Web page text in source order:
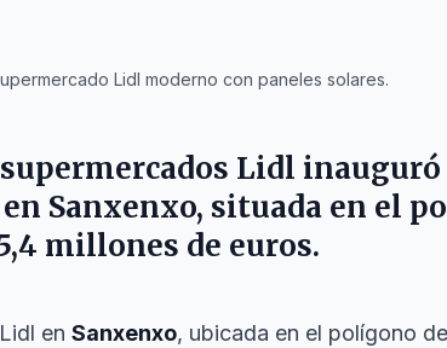
Lidl moderno con paneles solares.
Lidl
Sanxenxo, situada en el
millones de euros.
en Sanxenxo, ubicada en el polígono